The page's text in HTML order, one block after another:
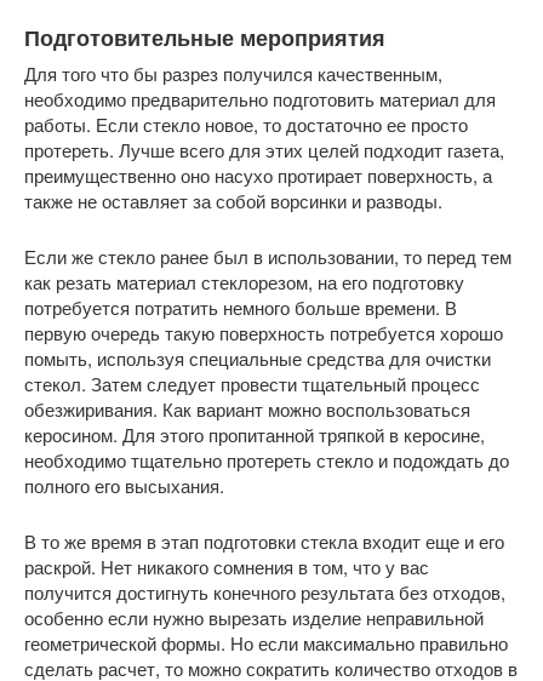
Подготовительные мероприятия
Для того что бы разрез получился качественным,
необходимо предварительно подготовить материал для
работы. Если стекло новое, то достаточно ее просто
протереть. Лучше всего для этих целей подходит газета,
преимущественно оно насухо протирает поверхность, а
также не оставляет за собой ворсинки и разводы.
Если же стекло ранее был в использовании, то перед тем
как резать материал стеклорезом, на его подготовку
потребуется потратить немного больше времени. В
первую очередь такую поверхность потребуется хорошо
помыть, используя специальные средства для очистки
стекол. Затем следует провести тщательный процесс
обезжиривания. Как вариант можно воспользоваться
керосином. Для этого пропитанной тряпкой в керосине,
необходимо тщательно протереть стекло и подождать до
полного его высыхания.
В то же время в этап подготовки стекла входит еще и его
раскрой. Нет никакого сомнения в том, что у вас
получится достигнуть конечного результата без отходов,
особенно если нужно вырезать изделие неправильной
геометрической формы. Но если максимально правильно
сделать расчет, то можно сократить количество отходов в